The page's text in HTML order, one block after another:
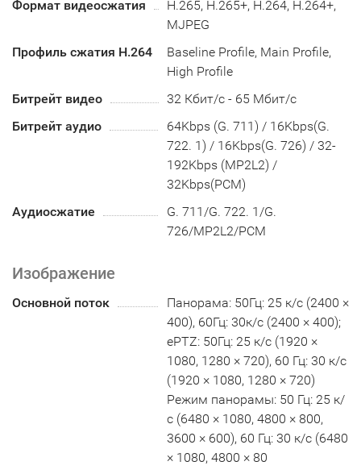
Формат видеосжатия
H.265, H.265+, H.264, H.264+,
MJPEG
Профиль сжатия H.264
Baseline Profile, Main Profile,
High Profile
Битрейт видео
32 Кбит/с - 65 Мбит/с
Битрейт аудио
64Kbps (G. 711) / 16Kbps(G.
722. 1) / 16Kbps(G. 726) / 32-
192Kbps (MP2L2) /
32Kbps(PCM)
Аудиосжатие
G. 711/G. 722. 1/G.
726/MP2L2/PCM
Изображение
Основной поток
Панорама: 50Гц: 25 к/с (2400 ×
400), 60Гц: 30к/с (2400 × 400);
ePTZ: 50Гц: 25 к/с (1920 ×
1080, 1280 × 720), 60 Гц: 30 к/с
(1920 × 1080, 1280 × 720)
Режим панорамы: 50 Гц: 25 к/
с (6480 × 1080, 4800 × 800,
3600 × 600), 60 Гц: 30 к/с (6480
× 1080, 4800 × 80